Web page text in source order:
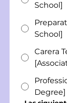
School]
School]
Carera
Degree]